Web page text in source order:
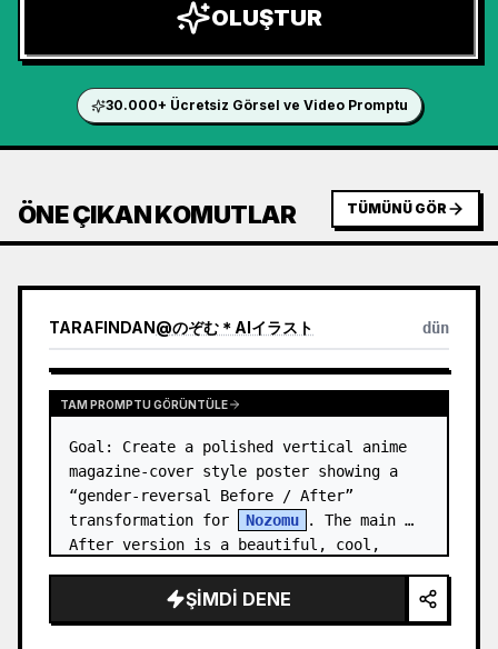
OLUŞTUR
30.000+ Ücretsiz Görsel ve Video Promptu
ÖNE ÇIKAN KOMUTLAR TÜMÜNÜ GÖR
TARAFINDAN@のぞむ＊AIイラスト dün
TAM PROMPTU GÖRÜNTÜLE
Goal: Create a polished vertical anime
magazine-cover style poster showing a
“gender-reversal Before / After”
transformation for
Nozomu
. The main
After version is a beautiful, cool,
ŞIMDI DENE